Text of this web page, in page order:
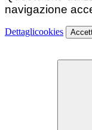
navigazione
Dettaglicookies